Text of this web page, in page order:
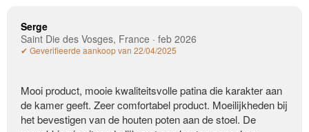
Serge
Saint Die des Vosges, France · feb 2026
✔ Geverifieerde aankoop van 22/04/2025
Mooi product, mooie kwaliteitsvolle patina die karakter aan
de kamer geeft. Zeer comfortabel product. Moeilijkheden bij
het bevestigen van de houten poten aan de stoel. De